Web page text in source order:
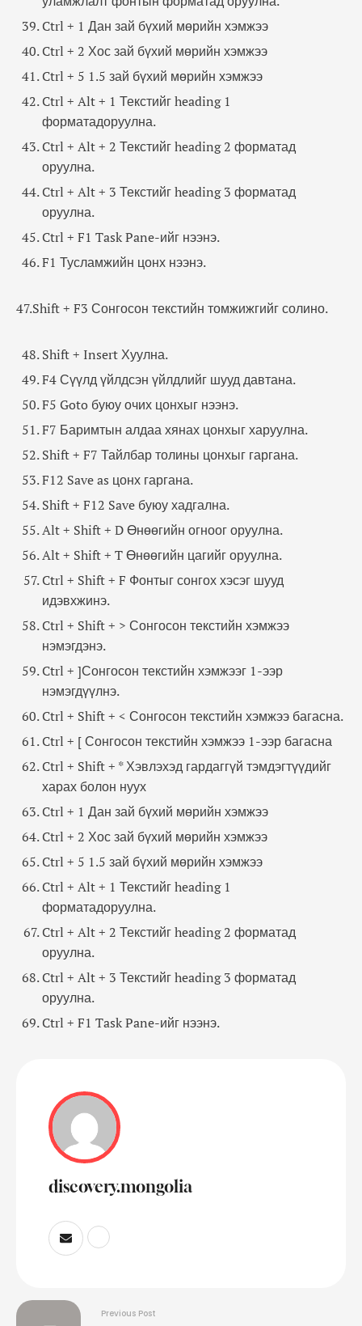
Ctrl + 1 Дан зай бүхий мөрийн хэмжээ
Ctrl + 2 Хос зай бүхий мөрийн хэмжээ
Ctrl + 5 1.5 зай бүхий мөрийн хэмжээ
Ctrl + Alt + 1 Текстийг heading 1
форматадоруулна.
Ctrl + Alt + 2 Текстийг heading 2 форматад
оруулна.
Ctrl + Alt + 3 Текстийг heading 3 форматад
оруулна.
Ctrl + F1 Task Pane-ийг нээнэ.
F1 Тусламжийн цонх нээнэ.
47.Shift + F3 Сонгосон текстийн томжижгийг солино.
Shift + Insert Хуулна.
F4 Сүүлд үйлдсэн үйлдлийг шууд давтана.
F5 Goto буюу очих цонхыг нээнэ.
F7 Баримтын алдаа хянах цонхыг харуулна.
Shift + F7 Тайлбар толины цонхыг гаргана.
F12 Save as цонх гаргана.
Shift + F12 Save буюу хадгална.
Alt + Shift + D Өнөөгийн огноог оруулна.
Alt + Shift + T Өнөөгийн цагийг оруулна.
Ctrl + Shift + F Фонтыг сонгох хэсэг шууд
идэвхжинэ.
Ctrl + Shift + > Сонгосон текстийн хэмжээ
нэмэгдэнэ.
Ctrl + ]Сонгосон текстийн хэмжээг 1-ээр
нэмэгдүүлнэ.
Ctrl + Shift + < Сонгосон текстийн хэмжээ багасна.
Ctrl + [ Сонгосон текстийн хэмжээ 1-ээр багасна
Ctrl + Shift + * Хэвлэхэд гардаггүй тэмдэгтүүдийг
харах болон нуух
Ctrl + 1 Дан зай бүхий мөрийн хэмжээ
Ctrl + 2 Хос зай бүхий мөрийн хэмжээ
Ctrl + 5 1.5 зай бүхий мөрийн хэмжээ
Ctrl + Alt + 1 Текстийг heading 1
форматадоруулна.
Ctrl + Alt + 2 Текстийг heading 2 форматад
оруулна.
Ctrl + Alt + 3 Текстийг heading 3 форматад
оруулна.
Ctrl + F1 Task Pane-ийг нээнэ.
discovery.mongolia
Previous Post